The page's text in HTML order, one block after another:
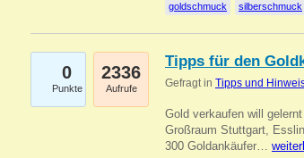
goldschmuck silberschmuck
0
Punkte
2336
Aufrufe
Tipps für den
Gefragt in Tipps und
Gold verkaufen will
Großraum Stuttgart,
300 Goldankäufer…